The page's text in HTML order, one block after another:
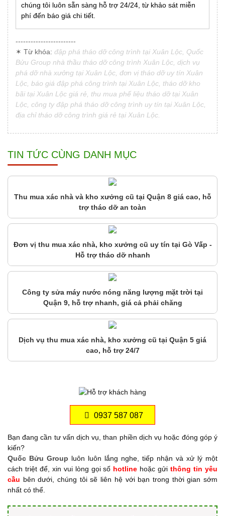
chúng tôi luôn sẵn sàng hỗ trợ 24/24, từ khảo sát miễn
phí đến báo giá chi tiết.
------------------------
✶ Từ khóa: đập phá tháo dỡ công trình tại Xuân Lộc, Quốc
Bửu Group nhà thầu tháo dỡ công trình Xuân Lộc, dịch vụ
phá dỡ nhà xưởng tại Xuân Lộc, đơn vị tháo dỡ uy tín Xuân
Lộc, báo giá đập phá công trình tại Xuân Lộc, tháo dỡ kho
bãi tại Xuân Lộc giá rẻ, thu mua phế liệu tháo dỡ tại Xuân
Lộc, công ty đập phá tháo dỡ công trình uy tín tại Xuân Lộc,
địa chỉ tháo dỡ công trình giá rẻ tại Xuân Lộc.
TIN TỨC CÙNG DANH MỤC
Thu mua xác nhà và kho xưởng cũ tại Quận 8 giá cao, hỗ
trợ tháo dỡ an toàn
Đơn vị thu mua xác nhà, kho xưởng cũ uy tín tại Gò Vấp -
Hỗ trợ tháo dỡ nhanh
Công ty sửa máy nước nóng năng lượng mặt trời tại
Quận 9, hỗ trợ nhanh, giá cả phải chăng
Dịch vụ thu mua xác nhà, kho xưởng cũ tại Quận 5 giá
cao, hỗ trợ 24/7
0937 587 087
Bạn đang cần tư vấn dịch vụ, than phiền dịch vụ hoặc đóng góp ý
kiến?
Quốc Bửu Group luôn luôn lắng nghe, tiếp nhận và xử lý một
cách triệt để, xin vui lòng gọi số hotline hoặc gửithông tin yêu
cầu bên dưới, chúng tôi sẽ liên hệ với bạn trong thời gian sớm
nhất có thể.